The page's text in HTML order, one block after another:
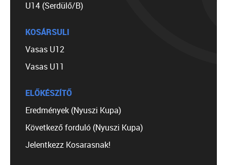
U14 (Serdülő/B)
KOSÁRSULI
Vasas U12
Vasas U11
ELŐKÉSZÍTŐ
Eredmények (Nyuszi Kupa)
Következő forduló (Nyuszi Kupa)
Jelentkezz Kosarasnak!